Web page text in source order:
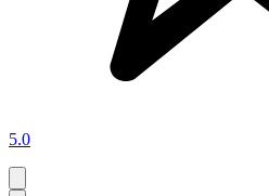
5.0